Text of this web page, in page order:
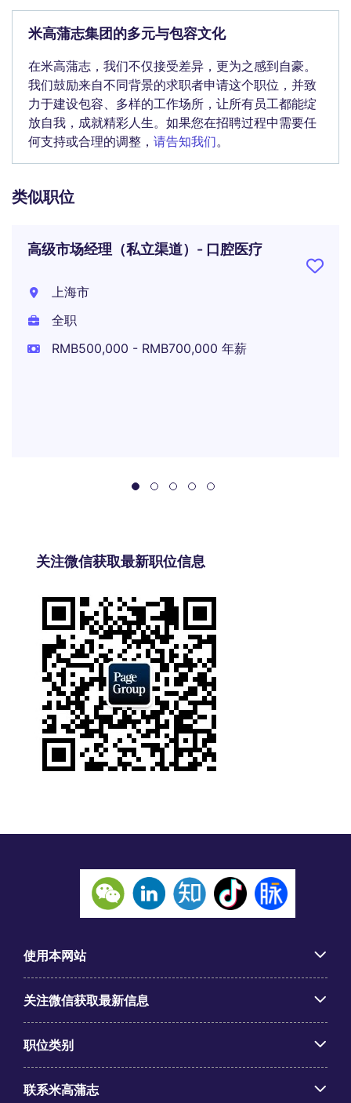
米高蒲志集团的多元与包容文化
在米高蒲志，我们不仅接受差异，更为之感到自豪。
我们鼓励来自不同背景的求职者申请这个职位，并致
力于建设包容、多样的工作场所，让所有员工都能绽
放自我，成就精彩人生。如果您在招聘过程中需要任
何支持或合理的调整， 请告知我们。
类似职位
高级市场经理（私立渠道）- 口腔医疗
上海市
全职
RMB500,000 - RMB700,000 年薪
关注微信获取最新职位信息
使用本网站
关注微信获取最新信息
职位类别
联系米高蒲志